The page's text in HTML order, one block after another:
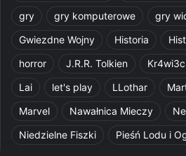
gry
gry komputerowe
gry
Gwiezdne Wojny
Historia
horror
J.R.R. Tolkien Kr4wi3c
Lai
let's play LLothar
Marvel
Nawałnica Mieczy
Niedzielne Fiszki
Pieśń Lodu i